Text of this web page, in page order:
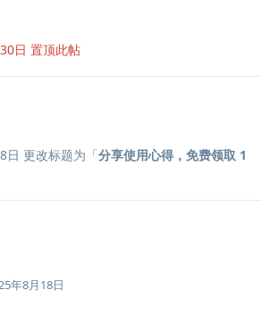
日 置顶此帖
日 更改标题为「分享使用心得，免费领取 1
年8月18日